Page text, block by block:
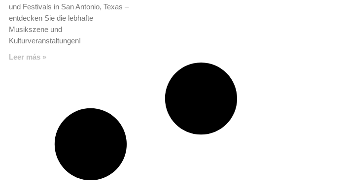
und Festivals in San Antonio, Texas –
entdecken Sie die lebhafte
Musikszene und
Kulturveranstaltungen!
Leer más »